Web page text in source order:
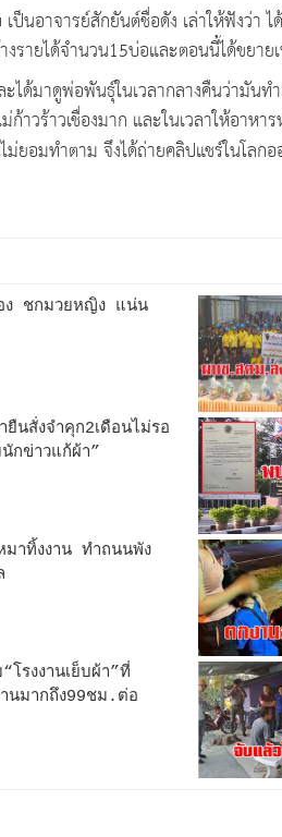
นอาจารย์สักยันต์ชื่อดัง เล่าให้ฟังว่
รายได้จำนวน15บ่อและตอนนี้ได้ขยา
ด้มาดูพ่อพันธุ์ในเวลากลางคืนว่ามัน
าวร้าวเชื่องมาก และในเวลาให้อา
ยอมทำตาม จึงได้ถ่ายคลิปแชร์ในโล
ง ชกมวยหญิง แน่น
นสั่งจำคุก2เดือนไม่รอ
กข่าวแก้ผ้า”
มาทิ้งงาน ทำถนนพัง
รงงานเย็บผ้า”ที่
นมากถึง99ชม.ต่อ